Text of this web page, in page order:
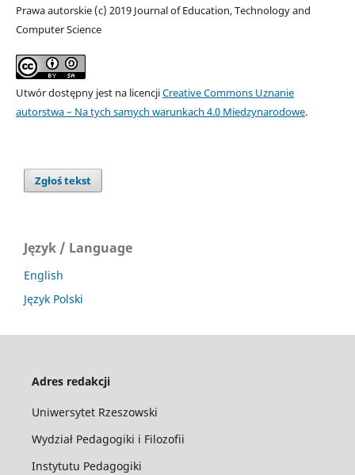
Prawa autorskie (c) 2019 Journal of Education, Technology and
Computer Science
Utwór dostępny jest na licencjiCreative Commons Uznanie
autorstwa – Na tych samych warunkach 4.0 Miedzynarodowe.
Zgłoś tekst
Język / Language
English
Język Polski
Adres redakcji
Uniwersytet Rzeszowski
Wydział Pedagogiki i Filozofii
Instytutu Pedagogiki